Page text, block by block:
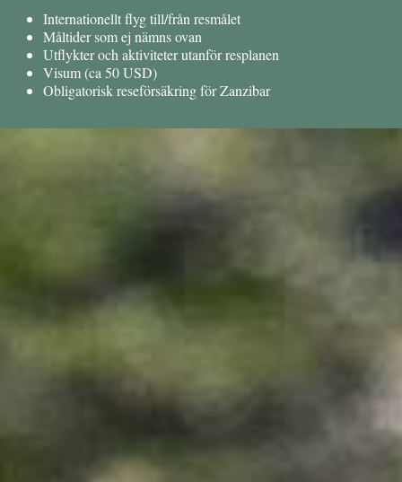
Internationellt flyg till/från resmålet
Måltider som ej nämns ovan
Utflykter och aktiviteter utanför resplanen
Visum (ca 50 USD)
Obligatorisk reseförsäkring för Zanzibar